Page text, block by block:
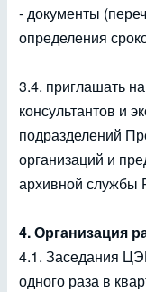
- документы
определения
3.4. приглашать
консультантов и
подразделений
организаций и
архивной службы
4. Организация
4.1. Заседания
одного раза в